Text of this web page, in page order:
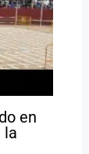
en
la